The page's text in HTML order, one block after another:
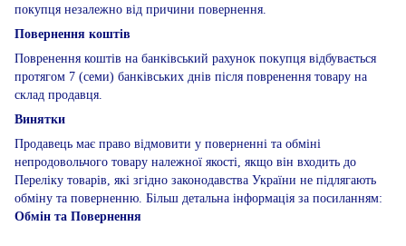
покупця незалежно від причини повернення.
Повернення коштів
Повренення коштів на банківський рахунок покупця відбувається
протягом 7 (семи) банківських днів після повренення товару на
склад продавця.
Винятки
Продавець має право відмовити у поверненні та обміні
непродовольчого товару належної якості, якщо він входить до
Переліку товарів, які згідно законодавства України не підлягають
обміну та поверненню. Більш детальна інформація за посиланням:
Обмін та Повернення